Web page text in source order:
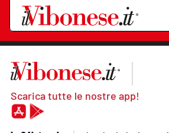
Scarica tutte le nostre app!